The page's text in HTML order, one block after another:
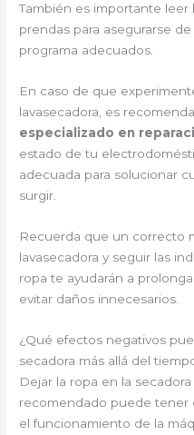
También es importante
prendas para asegurarse
programa adecuados.
En caso de que
lavasecadora, es
especializado en
estado de tu
adecuada para solucionar
surgir.
Recuerda que un correcto
lavasecadora y seguir las
ropa te ayudarán a
evitar daños innecesarios.
¿Qué efectos negativos
secadora más allá del
Dejar la ropa en la
recomendado puede tener
el funcionamiento de la